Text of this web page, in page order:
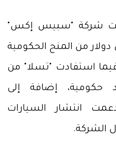
شركة "سبيس إكس"
500 مليون دولار من المنح الحكومية
فيما استفادت "تسلا" من
إضافة إلى
انتشار السيارات
الشركة.